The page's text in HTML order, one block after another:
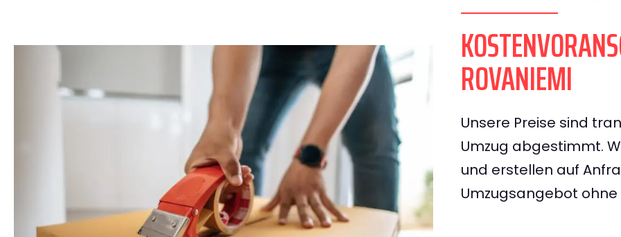
ROVANIEMI
Unsere Preise sind
Umzug abgestimmt.
und erstellen auf
Umzugsangebot